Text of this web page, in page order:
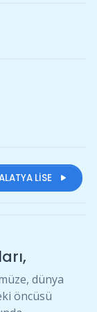
LİSE
dünya
öncüsü